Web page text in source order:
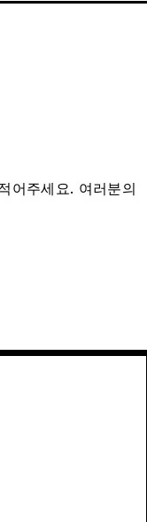
어주세요. 여러분의